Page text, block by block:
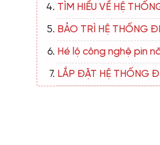
TÌM HIỂU VỀ HỆ
BẢO TRÌ HỆ THỐNG
Hé lộ công nghệ pin
LẮP ĐẶT HỆ THỐNG